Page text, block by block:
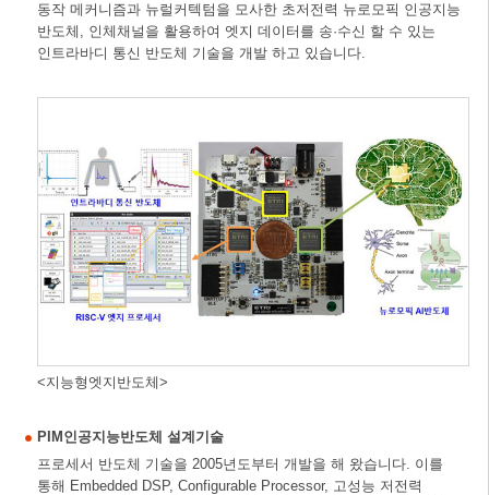
동작 메커니즘과 뉴럴커텍텀을 모사한 초저전력 뉴로모픽 인공지능
반도체, 인체채널을 활용하여 엣지 데이터를 송·수신 할 수 있는
인트라바디 통신 반도체 기술을 개발 하고 있습니다.
<지능형엣지반도체>
PIM인공지능반도체 설계기술
프로세서 반도체 기술을 2005년도부터 개발을 해 왔습니다. 이를
통해 Embedded DSP, Configurable Processor, 고성능 저전력